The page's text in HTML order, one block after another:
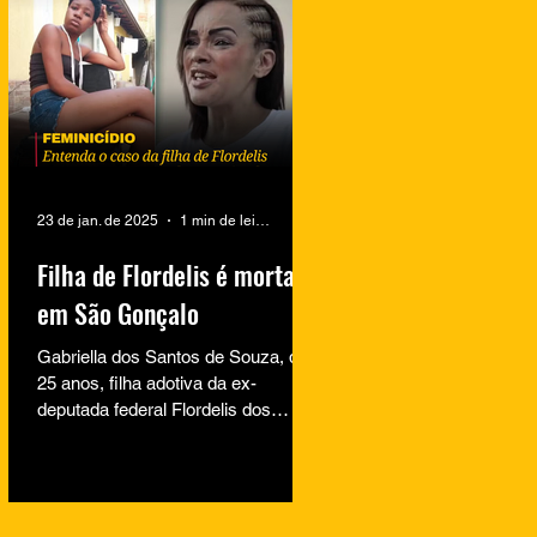
Filha de Flordelis é morta
em São Gonçalo
Gabriella dos Santos de Souza, de
25 anos, filha adotiva da ex-
deputada federal Flordelis dos
23 de jan. de 2025 1 min de leitura